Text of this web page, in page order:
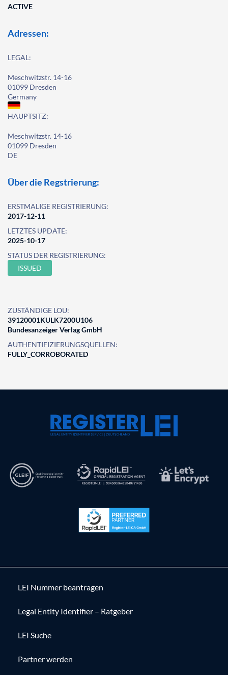
ACTIVE
Adressen:
LEGAL:
Meschwitzstr. 14-16
01099 Dresden
Germany
HAUPTSITZ:
Meschwitzstr. 14-16
01099 Dresden
DE
Über die Regstrierung:
ERSTMALIGE REGISTRIERUNG:
2017-12-11
LETZTES UPDATE:
2025-10-17
STATUS DER REGISTRIERUNG:
ISSUED
ZUSTÄNDIGE LOU:
39120001KULK7200U106
Bundesanzeiger Verlag GmbH
AUTHENTIFIZIERUNGSQUELLEN:
FULLY_CORROBORATED
LEI Nummer beantragen
Legal Entity Identifier – Ratgeber
LEI Suche
Partner werden